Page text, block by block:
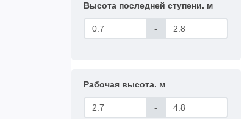
Высота последней ступени. м
-
Рабочая высота. м
-